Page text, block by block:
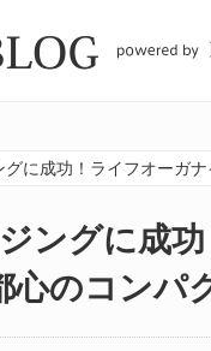
に成功！ライフオーガナ
ングに成
心のコンパ